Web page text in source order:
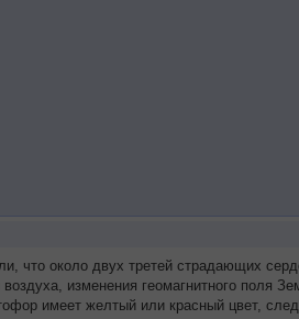
что около двух третей страдающих
изменения геомагнитного поля
имеет желтый или красный цвет,